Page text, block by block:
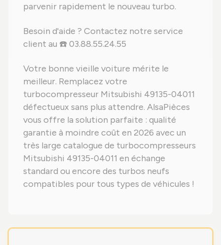
parvenir rapidement le nouveau turbo.
Besoin d'aide ? Contactez notre service
client au ☎️ 03.88.55.24.55
Votre bonne vieille voiture mérite le
meilleur. Remplacez votre
turbocompresseur Mitsubishi 49135-04011
défectueux sans plus attendre. AlsaPièces
vous offre la solution parfaite : qualité
garantie à moindre coût en 2026 avec un
très large catalogue de turbocompresseurs
Mitsubishi 49135-04011 en échange
standard ou encore des turbos neufs
compatibles pour tous types de véhicules !